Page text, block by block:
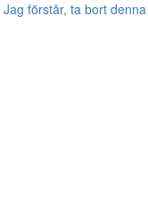
Jag förstår, ta bort